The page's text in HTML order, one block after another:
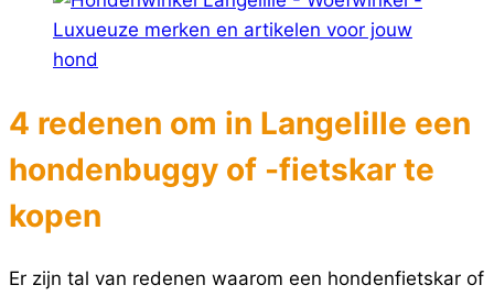
4 redenen om in Langelille een
hondenbuggy of -fietskar te
kopen
Er zijn tal van redenen waarom een hondenfietskar of